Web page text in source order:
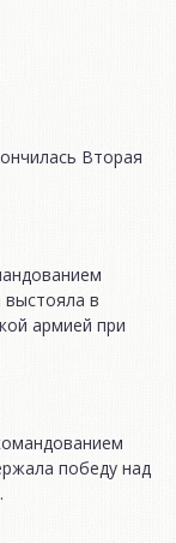
Вторая
в
армией при
победу над